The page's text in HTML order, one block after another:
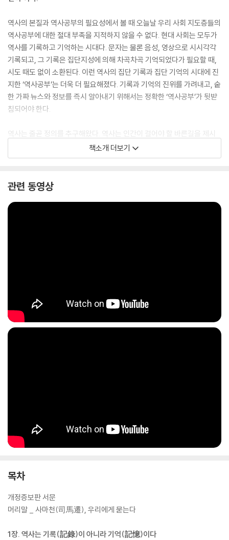
역사의 본질과 역사공부의 필요성에서 볼 때 오늘날 우리 사회 지도층들의
역사공부에 대한 절대 부족을 지적하지 않을 수 없다. 현대 사회는 모두가
역사를 기록하고 기억하는 시대다. 문자는 물론 음성, 영상으로 시시각각
기록되고, 그 기록은 집단지성에 의해 차곡차곡 기억되었다가 필요할 때,
시도 때도 없이 소환된다. 이런 역사의 집단 기록과 집단 기억의 시대에 진
지한 ‘역사공부’는 더욱 더 필요해졌다. 기록과 기억의 진위를 가려내고, 숱
한 가짜 뉴스와 정보를 즉시 알아내기 위해서는 정확한 ‘역사공부’가 뒷받
침되어야 한다.
역사는 줄곧 정의를 추구해왔다. 역사는 인간이 걸어야 할 바른길을 제시
한다. 그러나 많은 사람들이 이 길을 택하지 않았고, 정의가 아닌 악과 손을
잡거나 타협함으로써 역사에 많은 오점을 남겼다. ‘역사공부’는 우리가 걸
독자들의 밝은 눈에 기대어 역사와 정의, 그리고 역사의 진정한 주인공들
책소개 더보기
관련 동영상
목차
개정증보판 서문
머리말 _ 사마천(司馬遷), 우리에게 묻는다
1장. 역사는 기록(記錄)이 아니라 기억(記憶)이다